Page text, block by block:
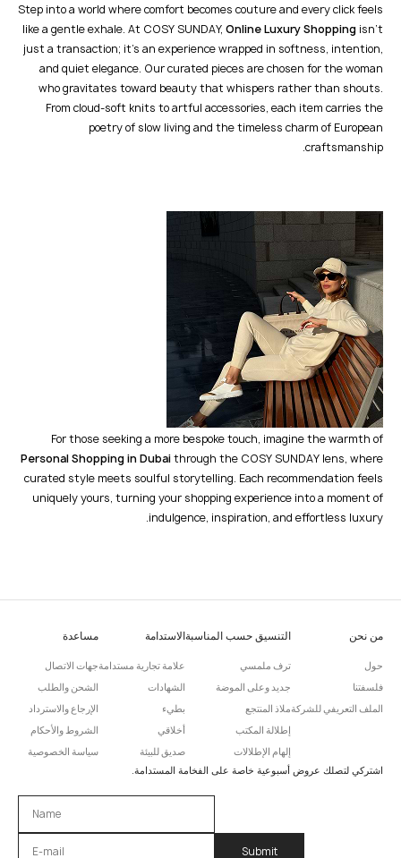
Step into a world where comfort becomes couture and every click feels
like a gentle exhale. At COSY SUNDAY, Online Luxury Shopping isn’t
just a transaction; it’s an experience wrapped in softness, intention,
and quiet elegance. Our curated pieces are chosen for the woman
who gravitates toward beauty that whispers rather than shouts.
From cloud-soft knits to artful accessories, each item carries the
poetry of slow living and the timeless charm of European
craftsmanship.
For those seeking a more bespoke touch, imagine the warmth of
Personal Shopping in Dubaithrough the COSY SUNDAY lens, where
curated style meets soulful storytelling. Each recommendation feels
uniquely yours, turning your shopping experience into a moment of
indulgence, inspiration, and effortless luxury.
من نحن
حول
فلسفتنا
الملف التعريفي للشركة
التنسيق حسب المناسبة
ترف ملمسي
جديد وعلى الموضة
ملاذ المنتجع
إطلالة المكتب
إلهام الإطلالات
الاستدامة
علامة تجارية مستدامة
الشهادات
بطيء
أخلاقي
صديق للبيئة
مساعدة
جهات الاتصال
الشحن والطلب
الإرجاع والاسترداد
الشروط والأحكام
سياسة الخصوصية
اشتركي لتصلك عروض أسبوعية خاصة على الفخامة المستدامة.
Please leave this field empty.